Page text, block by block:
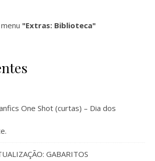
"Extras: Biblioteca"
One Shot (curtas) – Dia dos
GABARITOS